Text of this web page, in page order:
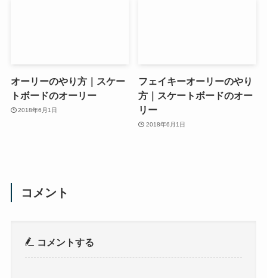
オーリーのやり方｜スケー
トボードのオーリー
2018年6月1日
フェイキーオーリーのやり
方｜スケートボードのオー
リー
2018年6月1日
コメント
コメントする